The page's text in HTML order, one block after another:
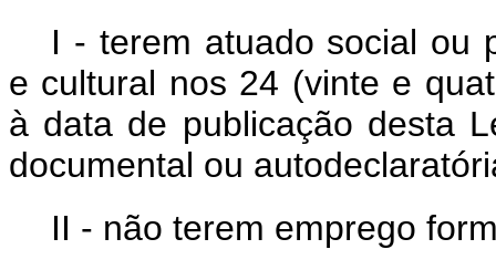
I - terem atuado social ou
e cultural nos 24 (vinte e
à data de publicação desta
documental ou
II - não terem emprego